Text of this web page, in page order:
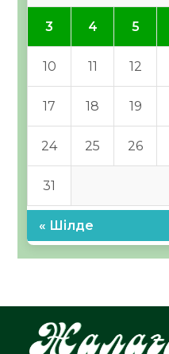
3 4 5
10 11 12
17 18 19
24 25 26
31
« Шілде